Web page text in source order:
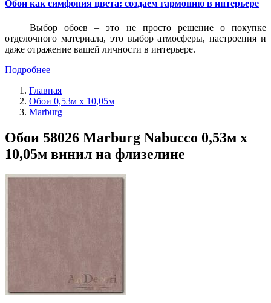
Обои как симфония цвета: создаем гармонию в интерьере
Выбор обоев – это не просто решение о покупке
отделочного материала, это выбор атмосферы, настроения и
даже отражение вашей личности в интерьере.
Подробнее
Главная
Обои 0,53м x 10,05м
Marburg
Обои 58026 Marburg Nabucco 0,53м x
10,05м винил на флизелине